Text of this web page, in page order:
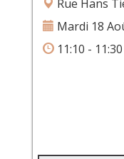
Rue Hans
Mardi 18
11:10 - 11:30